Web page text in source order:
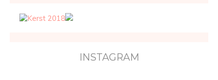
INSTAGRAM